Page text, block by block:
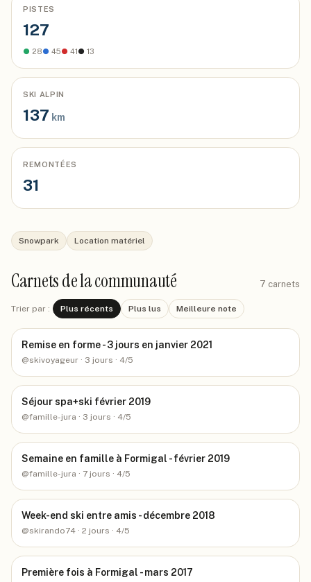
PISTES
127
● 28● 45● 41● 13
SKI ALPIN
137 km
REMONTÉES
31
Snowpark Location matériel
Carnets de la communauté 7 carnets
Trier par : Plus récents Plus lus Meilleure note
Remise en forme - 3 jours en janvier 2021
@skivoyageur · 3 jours · 4/5
Séjour spa+ski février 2019
@famille-jura · 3 jours · 4/5
Semaine en famille à Formigal - février 2019
@famille-jura · 7 jours · 4/5
Week-end ski entre amis - décembre 2018
@skirando74 · 2 jours · 4/5
Première fois à Formigal - mars 2017